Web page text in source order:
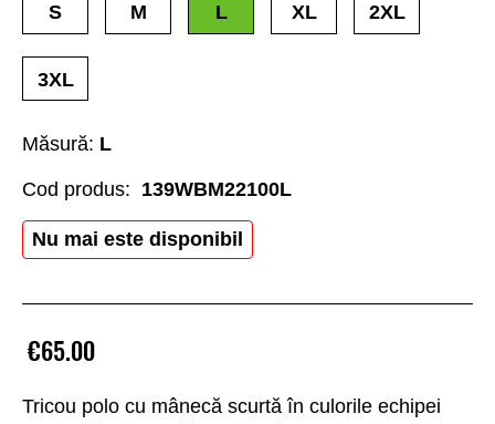
Tricou polo cu mânecă scurtă în culorile echipei
€65.00
Măsură: L
Nu mai este disponibil
S M L XL 2XL
3XL
Cod produs: 139WBM22100L